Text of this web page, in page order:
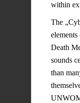
within
The
Death
sounds
than